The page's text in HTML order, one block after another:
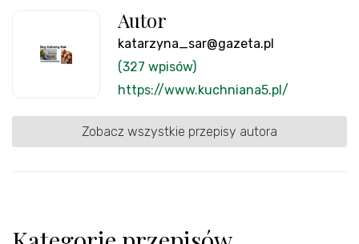
Autor
katarzyna_sar@gazeta.pl
(327 wpisów)
https://www.kuchniana5.pl/
Zobacz wszystkie przepisy autora